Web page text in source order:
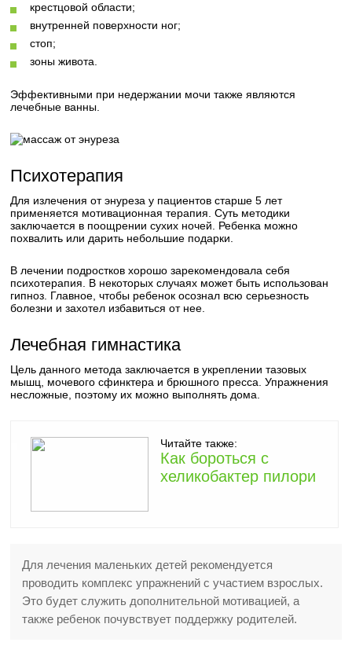
крестцовой области;
внутренней поверхности ног;
стоп;
зоны живота.
Эффективными при недержании мочи также являются
лечебные ванны.
Психотерапия
Для излечения от энуреза у пациентов старше 5 лет
применяется мотивационная терапия. Суть методики
заключается в поощрении сухих ночей. Ребенка можно
похвалить или дарить небольшие подарки.
В лечении подростков хорошо зарекомендовала себя
психотерапия. В некоторых случаях может быть использован
гипноз. Главное, чтобы ребенок осознал всю серьезность
болезни и захотел избавиться от нее.
Лечебная гимнастика
Цель данного метода заключается в укреплении тазовых
мышц, мочевого сфинктера и брюшного пресса. Упражнения
несложные, поэтому их можно выполнять дома.
Читайте также:
Как бороться с
хеликобактер пилори
Для лечения маленьких детей рекомендуется
проводить комплекс упражнений с участием взрослых.
Это будет служить дополнительной мотивацией, а
также ребенок почувствует поддержку родителей.